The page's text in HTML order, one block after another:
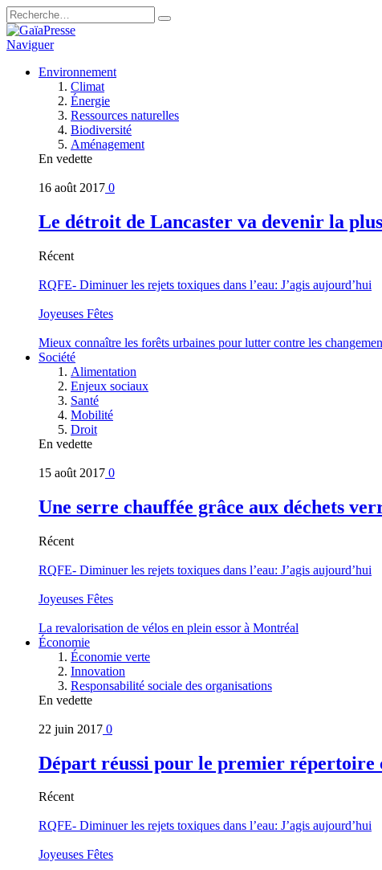
Naviguer
Environnement
Climat
Énergie
Ressources naturelles
Biodiversité
Aménagement
En vedette
16 août 2017 0
Le détroit de Lancaster va devenir la
Récent
RQFE- Diminuer les rejets toxiques dans l’eau: J’agis aujourd’hui
Joyeuses Fêtes
Mieux connaître les forêts urbaines pour lutter contre les
Société
Alimentation
Enjeux sociaux
Santé
Mobilité
Droit
En vedette
15 août 2017 0
Une serre chauffée grâce aux déchets
Récent
RQFE- Diminuer les rejets toxiques dans l’eau: J’agis aujourd’hui
Joyeuses Fêtes
La revalorisation de vélos en plein essor à Montréal
Économie
Économie verte
Innovation
Responsabilité sociale des organisations
En vedette
22 juin 2017 0
Départ réussi pour le premier répertoire
Récent
RQFE- Diminuer les rejets toxiques dans l’eau: J’agis aujourd’hui
Joyeuses Fêtes